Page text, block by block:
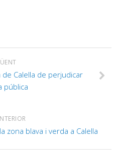
Calella de perjudicar
pública
zona blava i verda a Calella